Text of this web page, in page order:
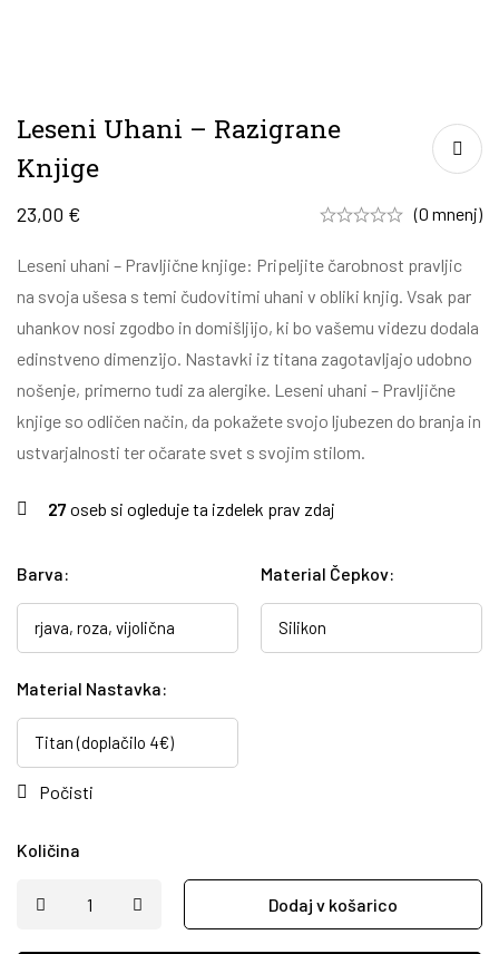
Leseni Uhani – Razigrane
Knjige
23,00 € (0 mnenj)
Leseni uhani – Pravljične knjige: Pripeljite čarobnost pravljic
na svoja ušesa s temi čudovitimi uhani v obliki knjig. Vsak par
uhankov nosi zgodbo in domišljijo, ki bo vašemu videzu dodala
edinstveno dimenzijo. Nastavki iz titana zagotavljajo udobno
nošenje, primerno tudi za alergike. Leseni uhani – Pravljične
knjige so odličen način, da pokažete svojo ljubezen do branja in
ustvarjalnosti ter očarate svet s svojim stilom.
27oseb si ogleduje ta izdelek prav zdaj
Barva: Material Čepkov:
Material Nastavka:
Počisti
Količina
Dodaj v košarico